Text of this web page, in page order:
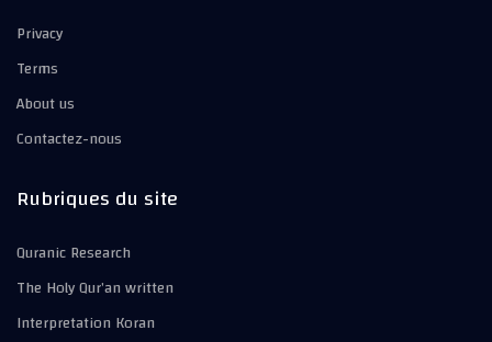
Privacy
Terms
About us
Contactez-nous
Rubriques du site
Quranic Research
The Holy Qur’an written
Interpretation Koran